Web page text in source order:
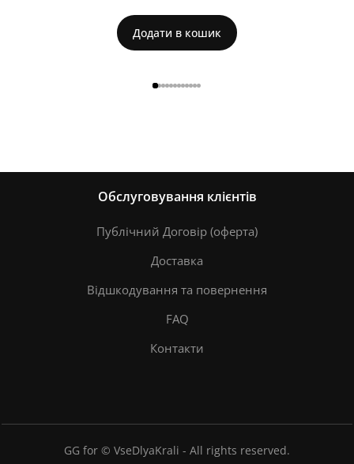
Додати в кошик
Обслуговування клієнтів
Публічний Договір (оферта)
Доставка
Відшкодування та повернення
FAQ
Контакти
GG for © VseDlyaKrali - All rights reserved.